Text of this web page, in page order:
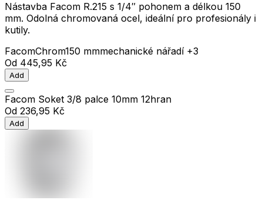
Nástavba Facom R.215 s 1/4″ pohonem a délkou 150
mm. Odolná chromovaná ocel, ideální pro profesionály i
kutily.
FacomChrom150 mmmechanické nářadí+3
Od 445,95 Kč
Add
Facom Soket 3/8 palce 10mm 12hran
Od 236,95 Kč
Add